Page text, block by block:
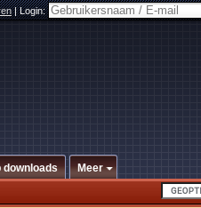
|Login:
downloads Meer